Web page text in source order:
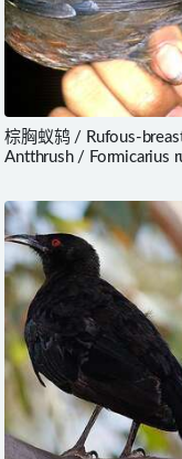
棕胸蚁鸫 / Rufous-
Antthrush / Formicarius